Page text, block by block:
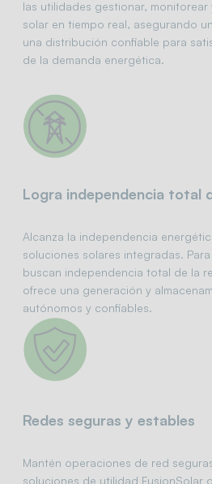
las utilidades gestionar,
solar en tiempo real, asegurando
una distribución confiable para
de la demanda energética.
Logra independencia total
Alcanza la independencia
soluciones solares integradas.
buscan independencia total de la
ofrece una generación y
autónomos y confiables.
Redes seguras y estables
Mantén operaciones de red
soluciones de utilidad FusionSolar